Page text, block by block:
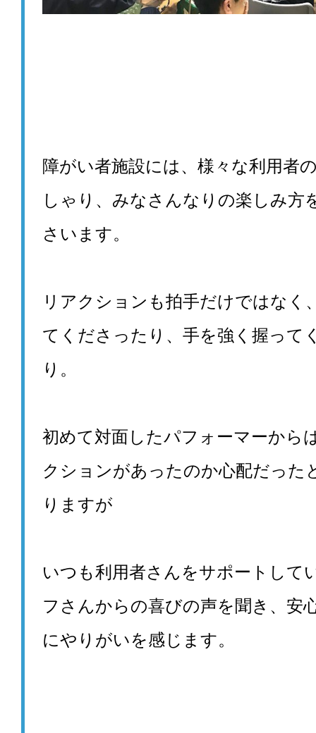
障がい者施設には、様々な利用者
しゃり、みなさんなりの楽しみ方
さいます。
リアクションも拍手だけではなく
てくださったり、手を強く握って
り。
初めて対面したパフォーマーから
クションがあったのか心配だった
りますが
いつも利用者さんをサポートして
フさんからの喜びの声を聞き、安
にやりがいを感じます。